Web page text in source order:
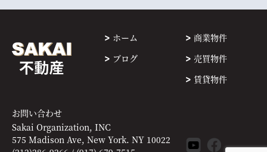
ホーム
ブログ
商業物件
売買物件
賃貸物件
お問い合わせ
Sakai Organization, INC
575 Madison Ave, New York. NY 10022